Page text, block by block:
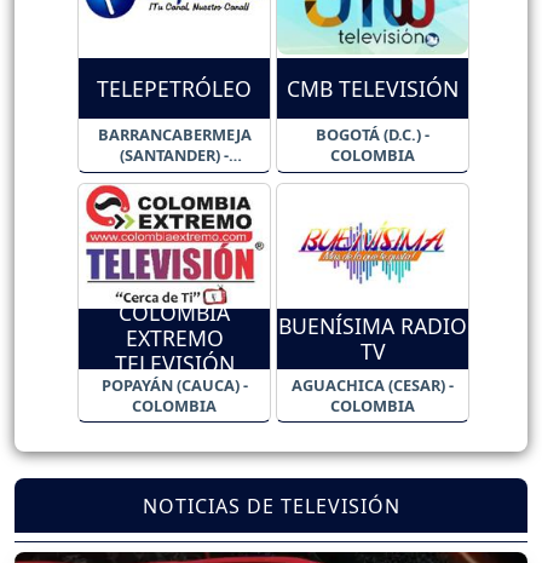
TELEPETRÓLEO
BARRANCABERMEJA
(SANTANDER) -
COLOMBIA
CMB TELEVISIÓN
BOGOTÁ (D.C.) -
COLOMBIA
COLOMBIA
EXTREMO
TELEVISIÓN
POPAYÁN (CAUCA) -
COLOMBIA
BUENÍSIMA RADIO
TV
AGUACHICA (CESAR) -
COLOMBIA
NOTICIAS DE TELEVISIÓN